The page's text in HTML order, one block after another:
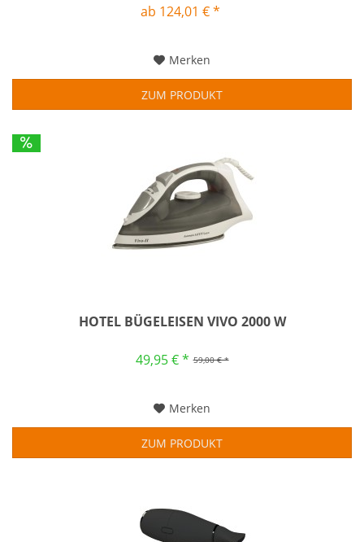
ab 124,01 € *
Merken
ZUM PRODUKT
HOTEL BÜGELEISEN VIVO 2000 W
59,00 € *
49,95 € *
Merken
ZUM PRODUKT